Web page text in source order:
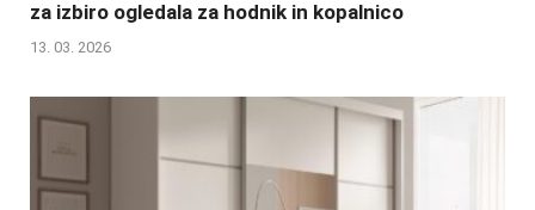
za izbiro ogledala za hodnik in kopalnico
13. 03. 2026